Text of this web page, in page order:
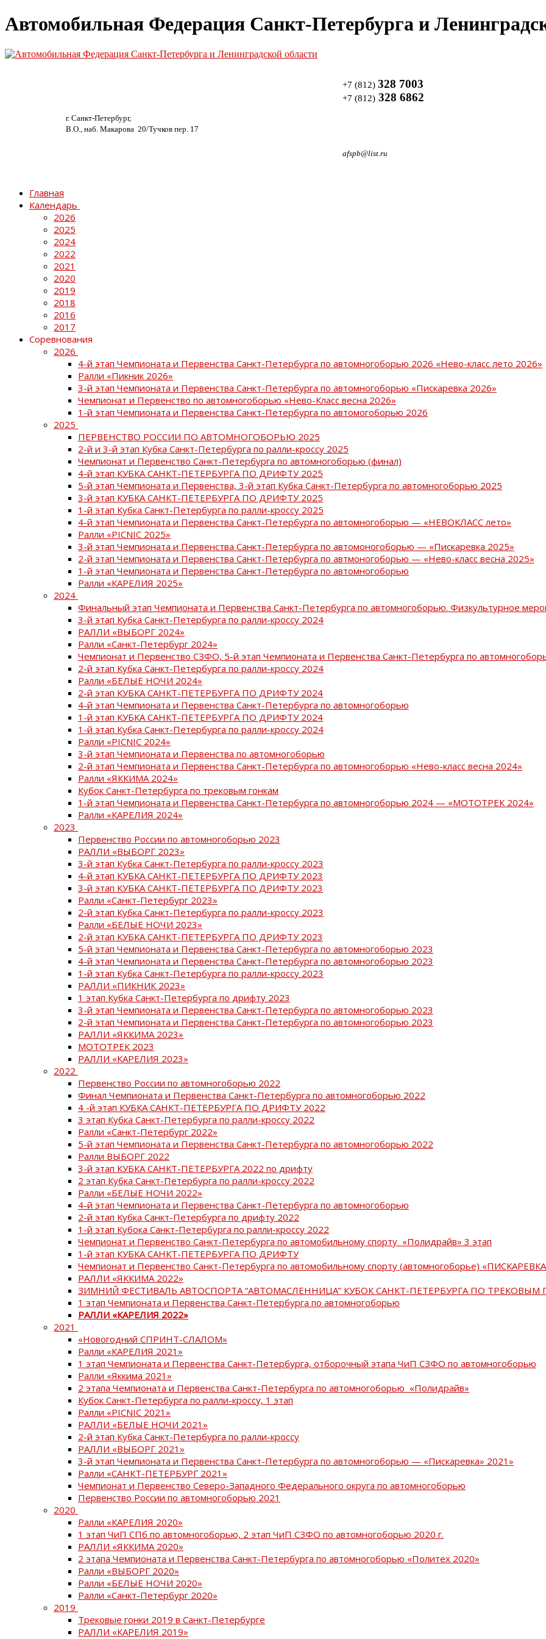
Автомобильная Федерация Санкт-Петербурга и
г. Санкт-Петербург,
В.О., наб. Макарова 20/Тучков пер. 17
+7 (812) 328 7003
+7 (812) 328 6862
afspb@list.ru
Главная
Календарь
2026
2025
2024
2022
2021
2020
2019
2018
2016
2017
Соревнования
2026
4-й этап Чемпионата и Первенства Санкт-Петербурга по автомногоборью 2026 «Нево-класс лето 2026»
Ралли «Пикник 2026»
3-й этап Чемпионата и Первенства Санкт-Петербурга по автомногоборью «Пискаревка 2026»
Чемпионат и Первенство по автомногоборью «Нево-Класс весна 2026»
1-й этап Чемпионата и Первенства Санкт-Петербурга по автомогоборью 2026
2025
ПЕРВЕНСТВО РОССИИ ПО АВТОМНОГОБОРЬЮ 2025
2-й и 3-й этап Кубка Санкт-Петербурга по ралли-кроссу 2025
Чемпионат и Первенство Санкт-Петербурга по автомногоборью (финал)
4-й этап КУБКА САНКТ-ПЕТЕРБУРГА ПО ДРИФТУ 2025
5-й этап Чемпионата и Первенства, 3-й этап Кубка Санкт-Петербурга по автомногоборью 2025
3-й этап КУБКА САНКТ-ПЕТЕРБУРГА ПО ДРИФТУ 2025
1-й этап Кубка Санкт-Петербурга по ралли-кроссу 2025
4-й этап Чемпионата и Первенства Санкт-Петербурга по автомногоборью — «НЕВОКЛАСС лето»
Ралли «PICNIC 2025»
3-й этап Чемпионата и Первенства Санкт-Петербурга по автомоногоборью — «Пискаревка 2025»
2-й этап Чемпионата и Первенства Санкт-Петербурга по автмоногоборью — «Нево-класс весна 2025»
1-й этап Чемпионата и Первенства Санкт-Петербурга по автомногоборью
Ралли «КАРЕЛИЯ 2025»
2024
Финальный этап Чемпионата и Первенства Санкт-Петербурга по автомногоборью. Физкультурное
3-й этап Кубка Санкт-Петербурга по ралли-кроссу 2024
РАЛЛИ «ВЫБОРГ 2024»
Ралли «Санкт-Петербург 2024»
Чемпионат и Первенство СЗФО, 5-й этап Чемпионата и Первенства Санкт-Петербурга по
2-й этап Кубка Санкт-Петербурга по ралли-кроссу 2024
Ралли «БЕЛЫЕ НОЧИ 2024»
2-й этап КУБКА САНКТ-ПЕТЕРБУРГА ПО ДРИФТУ 2024
4-й этап Чемпионата и Первенства Санкт-Петербурга по автомногоборью
1-й этап КУБКА САНКТ-ПЕТЕРБУРГА ПО ДРИФТУ 2024
1-й этап Кубка Санкт-Петербурга по ралли-кроссу 2024
Ралли «PICNIC 2024»
3-й этап Чемпионата и Первенства по автомногоборью
2-й этап Чемпионата и Первенства Санкт-Петербурга по автомногоборью «Нево-класс весна 2024»
Ралли «ЯККИМА 2024»
Кубок Санкт-Петербурга по трековым гонкам
1-й этап Чемпионата и Первенства Санкт-Петербурга по автомногоборью 2024 — «МОТОТРЕК 2024»
Ралли «КАРЕЛИЯ 2024»
2023
Первенство России по автомногоборью 2023
РАЛЛИ «ВЫБОРГ 2023»
3-й этап Кубка Санкт-Петербурга по ралли-кроссу 2023
4-й этап КУБКА САНКТ-ПЕТЕРБУРГА ПО ДРИФТУ 2023
3-й этап КУБКА САНКТ-ПЕТЕРБУРГА ПО ДРИФТУ 2023
Ралли «Санкт-Петербург 2023»
2-й этап Кубка Санкт-Петербурга по ралли-кроссу 2023
Ралли «БЕЛЫЕ НОЧИ 2023»
2-й этап КУБКА САНКТ-ПЕТЕРБУРГА ПО ДРИФТУ 2023
5-й этап Чемпионата и Первенства Санкт-Петербурга по автомногоборью 2023
4-й этап Чемпионата и Первенства Санкт-Петербурга по автомногоборью 2023
1-й этап Кубка Санкт-Петербурга по ралли-кроссу 2023
РАЛЛИ «ПИКНИК 2023»
1 этап Кубка Санкт-Петербурга по дрифту 2023
3-й этап Чемпионата и Первенства Санкт-Петербурга по автомногоборью 2023
2-й этап Чемпионата и Первенства Санкт-Петербурга по автомногоборью 2023
РАЛЛИ «ЯККИМА 2023»
МОТОТРЕК 2023
РАЛЛИ «КАРЕЛИЯ 2023»
2022
Первенство России по автомногоборью 2022
Финал Чемпионата и Первенства Санкт-Петербурга по автомногоборью 2022
4 -й этап КУБКА САНКТ-ПЕТЕРБУРГА ПО ДРИФТУ 2022
3 этап Кубка Санкт-Петербурга по ралли-кроссу 2022
Ралли «Санкт-Петербург 2022»
5-й этап Чемпионата и Первенства Санкт-Петербурга по автомногоборью 2022
Ралли ВЫБОРГ 2022
3-й этап КУБКА САНКТ-ПЕТЕРБУРГА 2022 по дрифту
2 этап Кубка Санкт-Петербурга по ралли-кроссу 2022
Ралли «БЕЛЫЕ НОЧИ 2022»
4-й этап Чемпионата и Первенства Санкт-Петербурга по автомногоборью
2-й этап Кубка Санкт-Петербурга по дрифту 2022
1-й этап Кубока Санкт-Петербурга по ралли-кроссу 2022
Чемпионат и Первенство Санкт-Петербурга по автомобильному спорту «Полидрайв» 3 этап
1-й этап КУБКА САНКТ-ПЕТЕРБУРГА ПО ДРИФТУ
Чемпионат и Первенство Санкт-Петербурга по автомобильному спорту (автомногоборье)
РАЛЛИ «ЯККИМА 2022»
ЗИМНИЙ ФЕСТИВАЛЬ АВТОСПОРТА “АВТОМАСЛЕННИЦА” КУБОК САНКТ-ПЕТЕРБУРГА ПО ТРЕКОВЫМ
1 этап Чемпионата и Первенства Санкт-Петербурга по автомногоборью
РАЛЛИ «КАРЕЛИЯ 2022»
2021
«Новогодний СПРИНТ-СЛАЛОМ»
Ралли «КАРЕЛИЯ 2021»
1 этап Чемпионата и Первенства Санкт-Петербурга, отборочный этапа ЧиП СЗФО по автомногоборью
Ралли «Яккима 2021»
2 этапа Чемпионата и Первенства Санкт-Петербурга по автомногоборью «Полидрайв»
Кубок Санкт-Петербурга по ралли-кроссу, 1 этап
Ралли «PICNIC 2021»
РАЛЛИ «БЕЛЫЕ НОЧИ 2021»
2-й этап Кубка Санкт-Петербурга по ралли-кроссу
РАЛЛИ «ВЫБОРГ 2021»
3-й этап Чемпионата и Первенства Санкт-Петербурга по автомногоборью — «Пискаревка» 2021»
Ралли «САНКТ-ПЕТЕРБУРГ 2021»
Чемпионат и Первенство Северо-Западного Федерального округа по автомногоборью
Первенство России по автомногоборью 2021
2020
Ралли «КАРЕЛИЯ 2020»
1 этап ЧиП СПб по автомногоборью, 2 этап ЧиП СЗФО по автомногоборью 2020 г.
РАЛЛИ «ЯККИМА 2020»
2 этапа Чемпионата и Первенства Санкт-Петербурга по автомногоборью «Политех 2020»
Ралли «ВЫБОРГ 2020»
Ралли «БЕЛЫЕ НОЧИ 2020»
Ралли «Санкт-Петербург 2020»
2019
Трековые гонки 2019 в Санкт-Петербурге
РАЛЛИ «КАРЕЛИЯ 2019»